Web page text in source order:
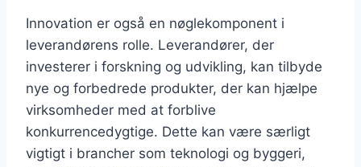
Innovation er også en nøglekomponent i
leverandørens rolle. Leverandører, der
investerer i forskning og udvikling, kan tilbyde
nye og forbedrede produkter, der kan hjælpe
virksomheder med at forblive
konkurrencedygtige. Dette kan være særligt
vigtigt i brancher som teknologi og byggeri,